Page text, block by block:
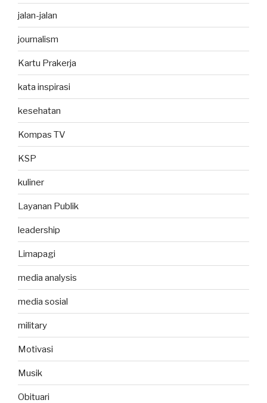
jalan-jalan
journalism
Kartu Prakerja
kata inspirasi
kesehatan
Kompas TV
KSP
kuliner
Layanan Publik
leadership
Limapagi
media analysis
media sosial
military
Motivasi
Musik
Obituari